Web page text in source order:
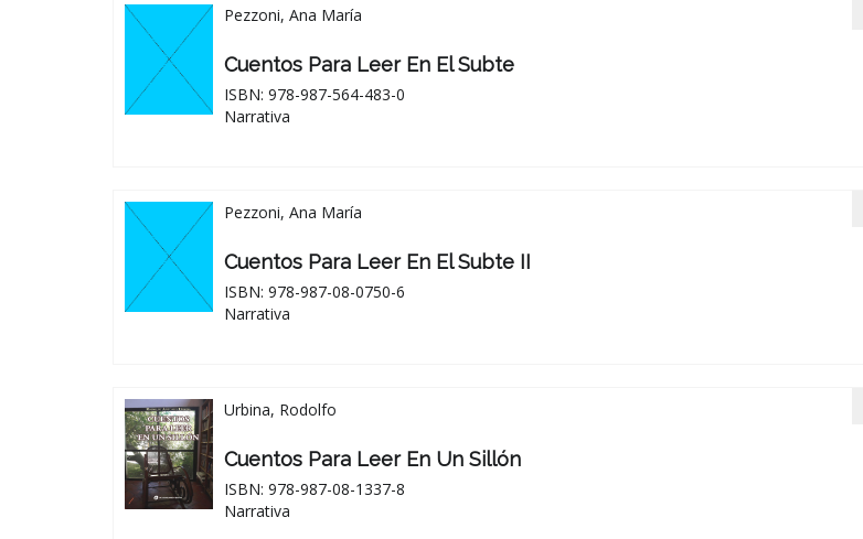
Pezzoni, Ana María
Cuentos Para Leer En El Subte
ISBN: 978-987-564-483-0
Narrativa
Pezzoni, Ana María
Cuentos Para Leer En El Subte II
ISBN: 978-987-08-0750-6
Narrativa
Urbina, Rodolfo
Cuentos Para Leer En Un Sillón
ISBN: 978-987-08-1337-8
Narrativa